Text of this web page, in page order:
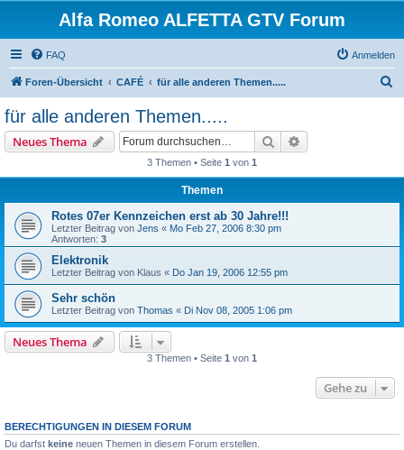
Alfa Romeo ALFETTA GTV Forum
FAQ Anmelden
Foren-Übersicht CAFÉ für alle anderen Themen.....
für alle anderen Themen.....
Neues Thema Suche
3 Themen • Seite 1 von 1
Themen
Rotes 07er Kennzeichen erst ab 30 Jahre!!!
Letzter Beitrag von Jens « Mo Feb 27, 2006 8:30 pm
Antworten: 3
Elektronik
Letzter Beitrag von Klaus « Do Jan 19, 2006 12:55 pm
Sehr schön
Letzter Beitrag von Thomas « Di Nov 08, 2005 1:06 pm
Neues Thema
3 Themen • Seite 1 von 1
Gehe zu
BERECHTIGUNGEN IN DIESEM FORUM
Du darfst keine neuen Themen in diesem Forum erstellen.